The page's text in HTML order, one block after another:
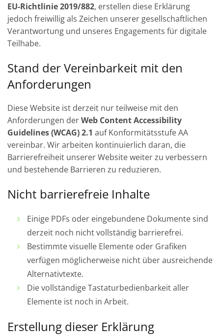
EU-Richtlinie 2019/882, erstellen diese Erklärung
jedoch freiwillig als Zeichen unserer gesellschaftlichen
Verantwortung und unseres Engagements für digitale
Teilhabe.
Stand der Vereinbarkeit mit den
Anforderungen
Diese Website ist derzeit nur teilweise mit den
Anforderungen derWeb Content Accessibility
Guidelines (WCAG) 2.1 auf Konformitätsstufe AA
vereinbar. Wir arbeiten kontinuierlich daran, die
Barrierefreiheit unserer Website weiter zu verbessern
und bestehende Barrieren zu reduzieren.
Nicht barrierefreie Inhalte
Einige PDFs oder eingebundene Dokumente sind
derzeit noch nicht vollständig barrierefrei.
Bestimmte visuelle Elemente oder Grafiken
verfügen möglicherweise nicht über ausreichende
Alternativtexte.
Die vollständige Tastaturbedienbarkeit aller
Elemente ist noch in Arbeit.
Erstellung dieser Erklärung